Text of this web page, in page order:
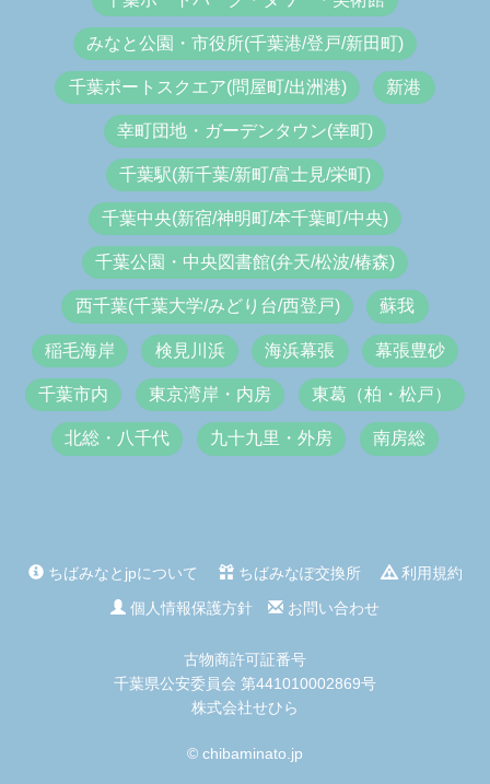
みなと公園・市役所(千葉港/登戸/新田町)
千葉ポートスクエア(問屋町/出洲港) 新港
幸町団地・ガーデンタウン(幸町)
千葉駅(新千葉/新町/富士見/栄町)
千葉中央(新宿/神明町/本千葉町/中央)
千葉公園・中央図書館(弁天/松波/椿森)
西千葉(千葉大学/みどり台/西登戸) 蘇我
稲毛海岸 検見川浜 海浜幕張 幕張豊砂
千葉市内 東京湾岸・内房 東葛（柏・松戸）
北総・八千代 九十九里・外房 南房総
ちばみなとjpについて ちばみなぽ交換所
利用規約
個人情報保護方針
お問い合わせ
古物商許可証番号
千葉県公安委員会 第441010002869号
株式会社せひら
© chibaminato.jp